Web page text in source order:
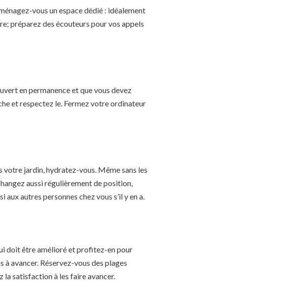
vous un espace dédié : idéalement
préparez des écouteurs pour vos appels
en permanence et que vous devez
et respectez le. Fermez votre ordinateur
votre jardin, hydratez-vous. Même sans les
aussi régulièrement de position,
autres personnes chez vous s’il y en a.
doit être amélioré et profitez-en pour
à avancer. Réservez-vous des plages
la satisfaction à les faire avancer.